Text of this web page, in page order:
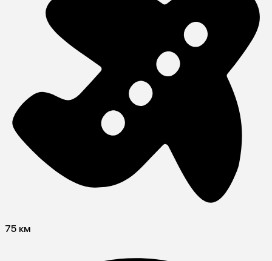
75 км